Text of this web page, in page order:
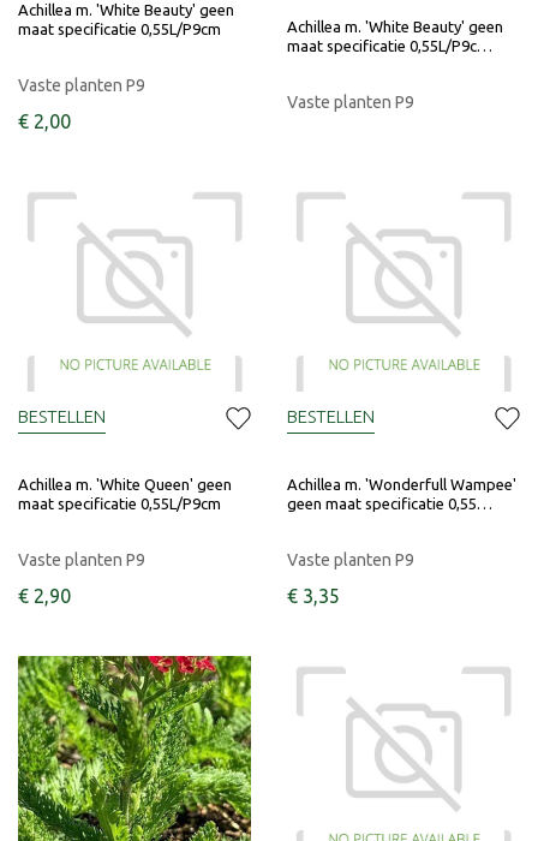
Achillea m. 'White Beauty' geen
maat specificatie 0,55L/P9cm
Vaste planten P9
€ 2,00
Achillea m. 'White Beauty' geen
maat specificatie 0,55L/P9c…
Vaste planten P9
Achillea m. 'White Queen' geen
maat specificatie 0,55L/P9cm
Vaste planten P9
€ 2,90
BESTELLEN
Achillea m. 'Wonderfull Wampee'
geen maat specificatie 0,55…
Vaste planten P9
€ 3,35
BESTELLEN